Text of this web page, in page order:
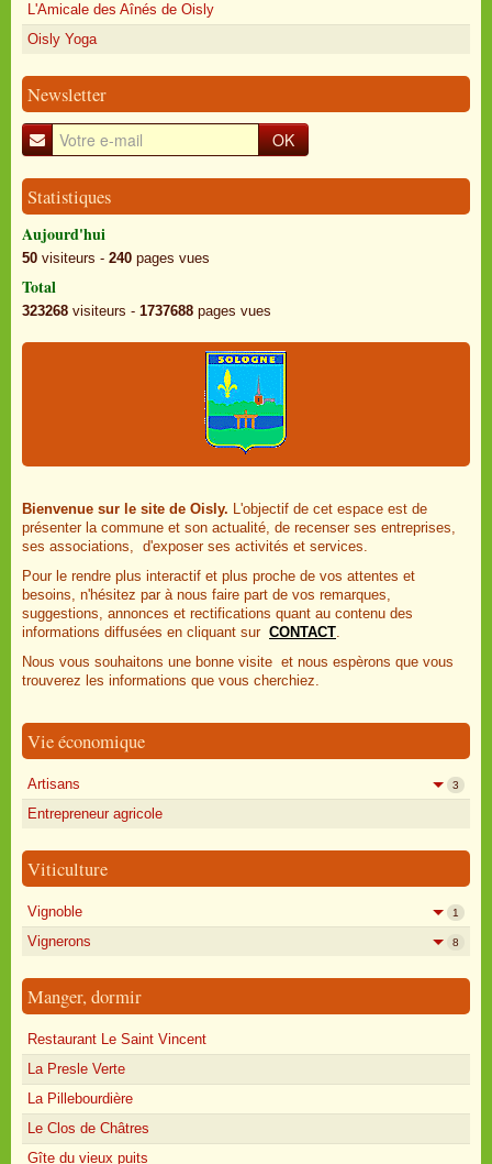
L'Amicale des Aînés de Oisly
Oisly Yoga
Newsletter
OK
Statistiques
Aujourd'hui
50 visiteurs - 240 pages vues
Total
323268 visiteurs - 1737688 pages vues
Bienvenue sur le site de Oisly. L'objectif de cet espace est de
présenter la commune et son actualité, de recenser ses entreprises,
ses associations, d'exposer ses activités et services.
Pour le rendre plus interactif et plus proche de vos attentes et
besoins, n'hésitez par à nous faire part de vos remarques,
suggestions, annonces et rectifications quant au contenu des
informations diffusées en cliquant sur CONTACT.
Nous vous souhaitons une bonne visite et nous espèrons que vous
trouverez les informations que vous cherchiez.
Vie économique
Artisans 3
Entrepreneur agricole
Viticulture
Vignoble 1
Vignerons 8
Manger, dormir
Restaurant Le Saint Vincent
La Presle Verte
La Pillebourdière
Le Clos de Châtres
Gîte du vieux puits